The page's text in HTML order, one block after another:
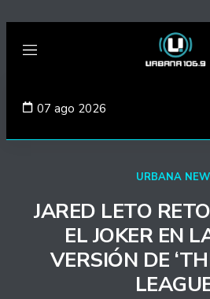
Menú
07 ago 2026
URBANA
JARED LETO
EL JOKER EN
VERSIÓN DE